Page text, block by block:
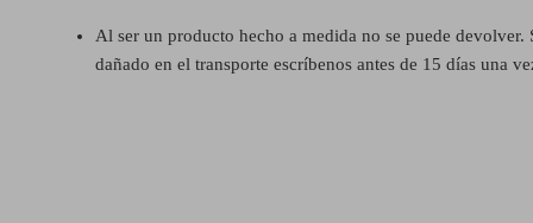
Al ser un producto hecho a medida no se puede devolver.
dañado en el transporte escríbenos antes de 15 días una